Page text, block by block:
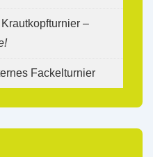
–
Fackelturnier